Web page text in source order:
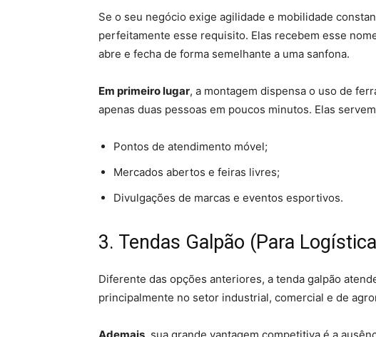
Se o seu negócio exige agilidade e mobilidade
perfeitamente esse requisito. Elas recebem esse
abre e fecha de forma semelhante a uma sanfona.
Em primeiro lugar, a montagem dispensa o uso de
apenas duas pessoas em poucos minutos. Elas
Pontos de atendimento móvel;
Mercados abertos e feiras livres;
Divulgações de marcas e eventos esportivos.
3. Tendas Galpão (Para
Diferente das opções anteriores, a tenda galpão
principalmente no setor industrial, comercial e de